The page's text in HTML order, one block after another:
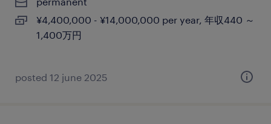
¥4,400,000 - ¥14,000,000 per year, 年収440 ～
1,400万円
posted 12 june 2025